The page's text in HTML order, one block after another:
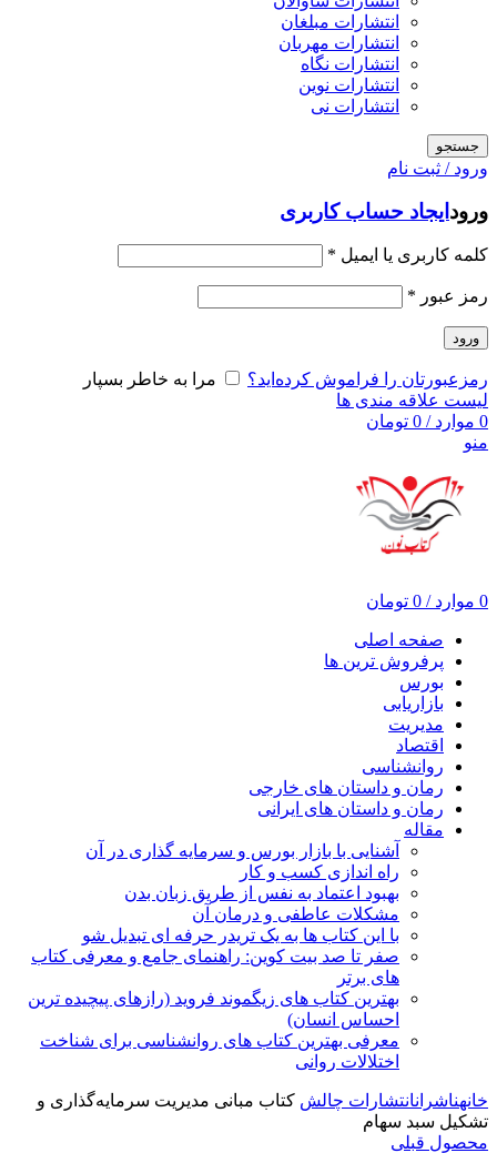
انتشارات مبلغان
انتشارات مهربان
انتشارات نگاه
انتشارات نوین
انتشارات نی
جستجو
ورود / ثبت نام
ورود ایجاد حساب کاربری
کلمه کاربری یا ایمیل *
رمز عبور *
ورود
رمزعبورتان را فراموش کرده‌اید؟
مرا به خاطر بسپار
لیست علاقه مندی ها
0 موارد /
0 تومان
منو
0 موارد /
0 تومان
صفحه اصلی
پرفروش ترین ها
بورس
بازاریابی
مدیریت
اقتصاد
روانشناسی
رمان و داستان های خارجی
رمان و داستان های ایرانی
مقاله
آشنایی با بازار بورس و سرمایه گذاری در آن
راه اندازی کسب و کار
بهبود اعتماد به نفس از طریق زبان بدن
مشکلات عاطفی و درمان آن
با این کتاب ها به یک تریدر حرفه ای تبدیل شو
صفر تا صد بیت کوین: راهنمای جامع و معرفی کتاب
های برتر
بهترین کتاب های زیگموند فروید (رازهای پیچیده ترین
احساس انسان)
معرفی بهترین کتاب های روانشناسی برای شناخت
اختلالات روانی
خانهناشرانانتشارات چالش کتاب مبانی مدیریت سرمایه‌گذاری و
تشکیل سبد سهام
محصول قبلی